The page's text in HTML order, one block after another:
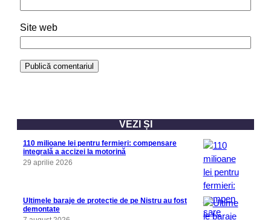
Site web
VEZI ȘI
110 milioane lei pentru fermieri: compensare
integrală a accizei la motorină
29 aprilie 2026
Ultimele baraje de protecție de pe Nistru au fost
demontate